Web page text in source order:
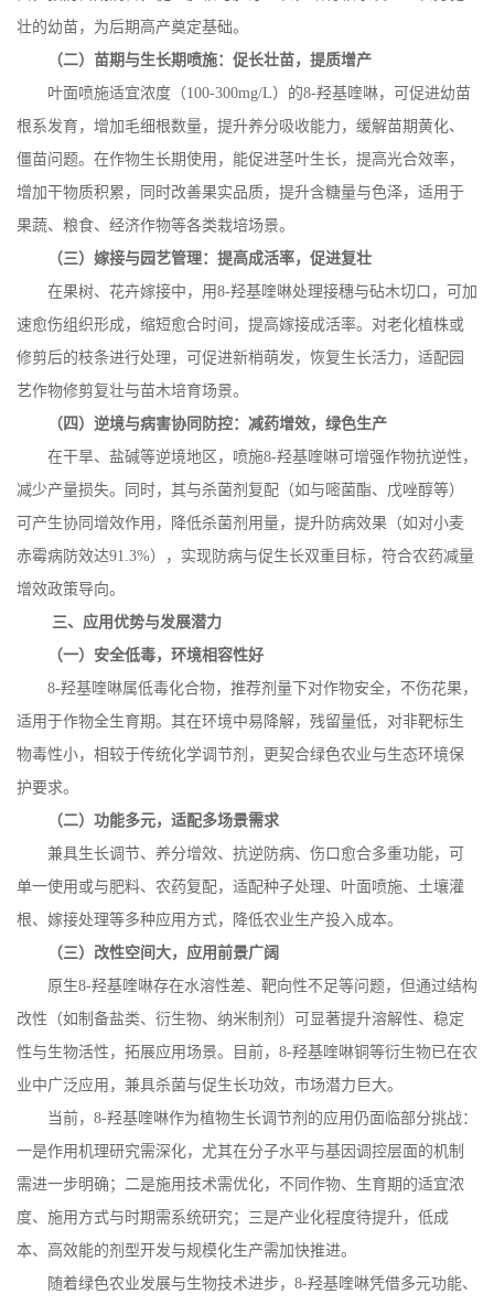
壮的幼苗，为后期高产奠定基础。
（二）苗期与生长期喷施：促长壮苗，提质增产
叶面喷施适宜浓度（100-300mg/L）的8-羟基喹啉，可促进幼苗
根系发育，增加毛细根数量，提升养分吸收能力，缓解苗期黄化、
僵苗问题。在作物生长期使用，能促进茎叶生长，提高光合效率，
增加干物质积累，同时改善果实品质，提升含糖量与色泽，适用于
果蔬、粮食、经济作物等各类栽培场景。
（三）嫁接与园艺管理：提高成活率，促进复壮
在果树、花卉嫁接中，用8-羟基喹啉处理接穗与砧木切口，可加
速愈伤组织形成，缩短愈合时间，提高嫁接成活率。对老化植株或
修剪后的枝条进行处理，可促进新梢萌发，恢复生长活力，适配园
艺作物修剪复壮与苗木培育场景。
（四）逆境与病害协同防控：减药增效，绿色生产
在干旱、盐碱等逆境地区，喷施8-羟基喹啉可增强作物抗逆性，
减少产量损失。同时，其与杀菌剂复配（如与嘧菌酯、戊唑醇等）
可产生协同增效作用，降低杀菌剂用量，提升防病效果（如对小麦
赤霉病防效达91.3%），实现防病与促生长双重目标，符合农药减量
增效政策导向。
三、应用优势与发展潜力
（一）安全低毒，环境相容性好
8-羟基喹啉属低毒化合物，推荐剂量下对作物安全，不伤花果，
适用于作物全生育期。其在环境中易降解，残留量低，对非靶标生
物毒性小，相较于传统化学调节剂，更契合绿色农业与生态环境保
护要求。
（二）功能多元，适配多场景需求
兼具生长调节、养分增效、抗逆防病、伤口愈合多重功能，可
单一使用或与肥料、农药复配，适配种子处理、叶面喷施、土壤灌
根、嫁接处理等多种应用方式，降低农业生产投入成本。
（三）改性空间大，应用前景广阔
原生8-羟基喹啉存在水溶性差、靶向性不足等问题，但通过结构
改性（如制备盐类、衍生物、纳米制剂）可显著提升溶解性、稳定
性与生物活性，拓展应用场景。目前， 8-羟基喹啉铜等衍生物已在农
业中广泛应用，兼具杀菌与促生长功效，市场潜力巨大。
当前， 8-羟基喹啉作为植物生长调节剂的应用仍面临部分挑战：
一是作用机理研究需深化，尤其在分子水平与基因调控层面的机制
需进一步明确；二是施用技术需优化，不同作物、生育期的适宜浓
度、施用方式与时期需系统研究；三是产业化程度待提升，低成
本、高效能的剂型开发与规模化生产需加快推进。
随着绿色农业发展与生物技术进步， 8-羟基喹啉凭借多元功能、